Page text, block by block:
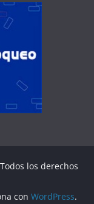
los derechos
con WordPress.